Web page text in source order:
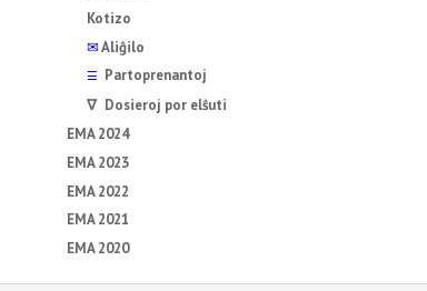
Kotizo
✉Aliĝilo
☰ Partoprenantoj
∇ Dosieroj por elŝuti
EMA 2024
EMA 2023
EMA 2022
EMA 2021
EMA 2020